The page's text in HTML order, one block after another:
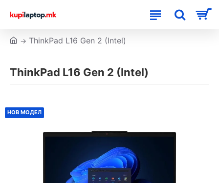
ThinkPad L16 Gen 2 (Intel)
ThinkPad L16 Gen 2 (Intel)
НОВ МОДЕЛ
НОВ МОДЕЛ